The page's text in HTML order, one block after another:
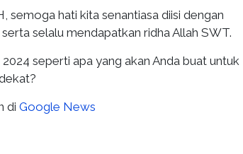
semoga hati kita senantiasa diisi dengan
selalu mendapatkan ridha Allah SWT.
seperti apa yang akan Anda buat untuk
di Google News